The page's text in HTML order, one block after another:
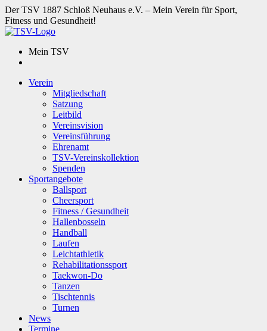
Der TSV 1887 Schloß Neuhaus e.V. – Mein Verein für Sport,
Fitness und Gesundheit!
Mein TSV
Verein
Mitgliedschaft
Satzung
Leitbild
Vereinsvision
Vereinsführung
Ehrenamt
TSV-Vereinskollektion
Spenden
Sportangebote
Ballsport
Cheersport
Fitness / Gesundheit
Hallenbosseln
Handball
Laufen
Leichtathletik
Rehabilitationssport
Taekwon-Do
Tanzen
Tischtennis
Turnen
News
Termine